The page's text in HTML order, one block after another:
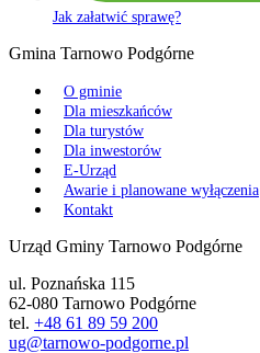
Jak załatwić sprawę?
Gmina Tarnowo Podgórne
O gminie
Dla mieszkańców
Dla turystów
Dla inwestorów
E-Urząd
Awarie i planowane wyłączenia
Kontakt
Urząd Gminy Tarnowo Podgórne
ul. Poznańska 115
62-080 Tarnowo Podgórne
tel. +48 61 89 59 200
ug@tarnowo-podgorne.pl